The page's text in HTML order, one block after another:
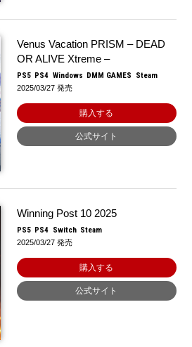
Venus Vacation PRISM – DEAD
OR ALIVE Xtreme –
PS5 PS4 Windows DMM GAMES Steam
2025/03/27 発売
購入する
公式サイト
Winning Post 10 2025
PS5 PS4 Switch Steam
2025/03/27 発売
購入する
公式サイト